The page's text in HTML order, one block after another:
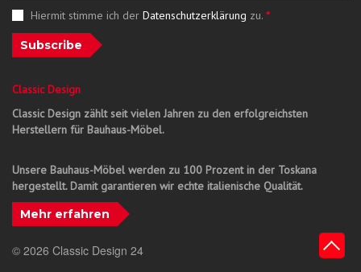
Hiermit stimme ich der Datenschutzerklärung zu. *
Subscribe
Classic Design
Classic Design zählt seit vielen Jahren zu den erfolgreichsten
Herstellern für Bauhaus-Möbel.
Unsere Bauhaus-Möbel werden zu 100 Prozent in der Toskana
hergestellt. Damit garantieren wir echte italienische Qualität.
Mehr erfahren
© 2026 Classic Design 24